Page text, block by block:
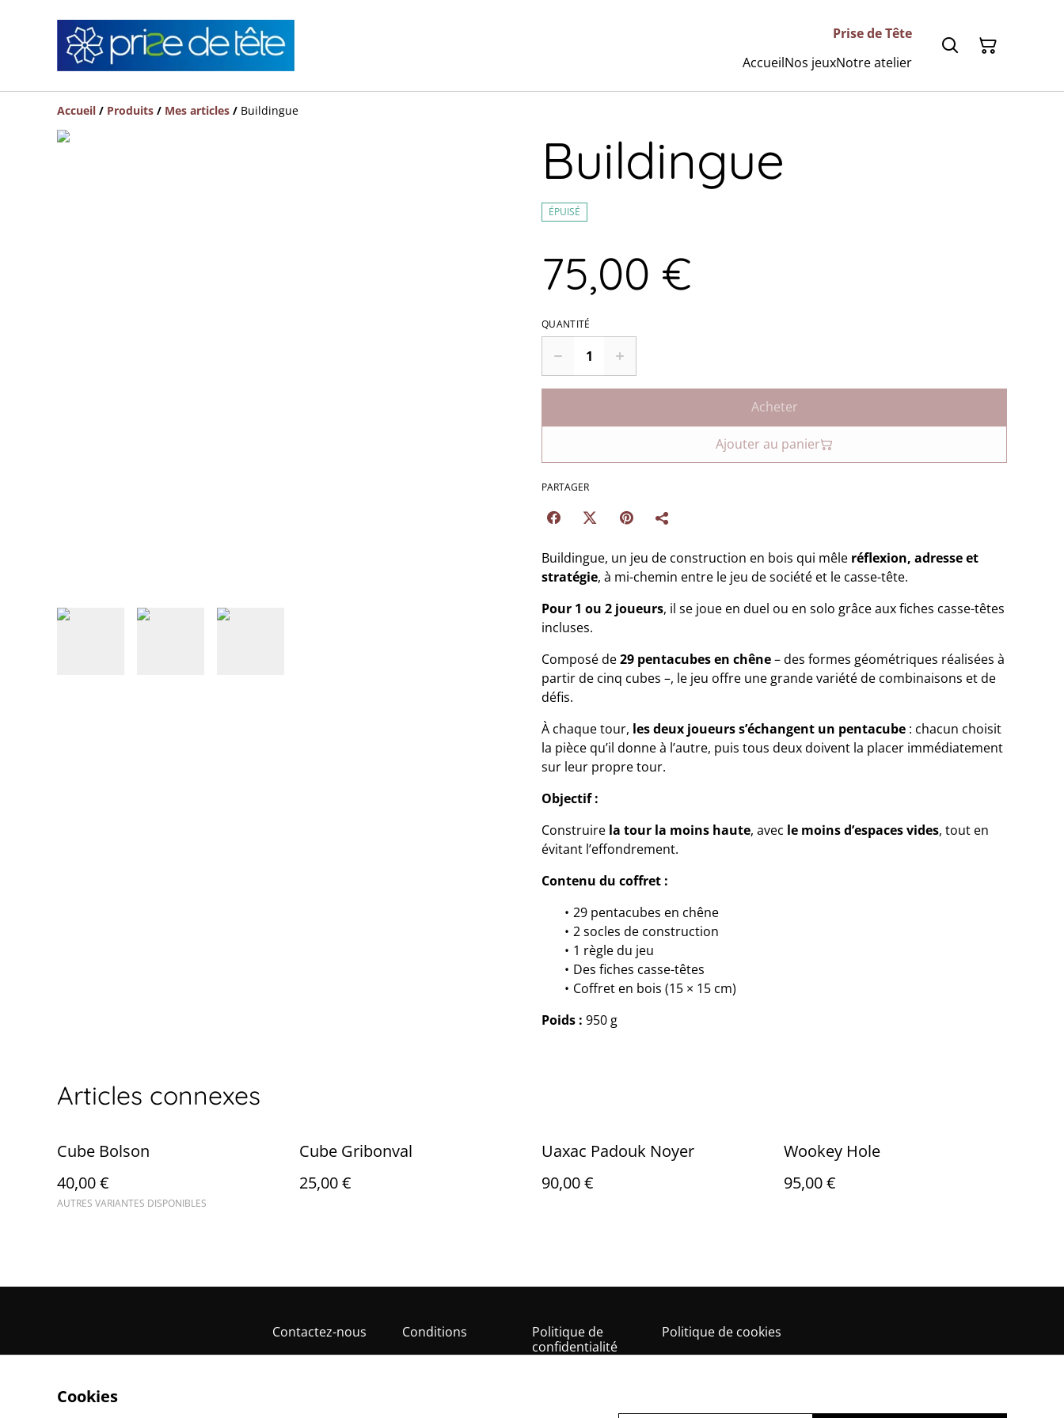
Prise de Tête
AccueilNos jeuxNotre atelier
Accueil / Produits / Mes articles / Buildingue
Buildingue
ÉPUISÉ
75,00 €
QUANTITÉ
Acheter
Ajouter au panier
PARTAGER
Buildingue, un jeu de construction en bois qui mêle réflexion, adresse et
stratégie, à mi-chemin entre le jeu de société et le casse-tête.
Pour 1 ou 2 joueurs, il se joue en duel ou en solo grâce aux fiches casse-têtes
incluses.
Composé de29 pentacubes en chêne– des formes géométriques réalisées à
partir de cinq cubes –, le jeu offre une grande variété de combinaisons et de
défis.
À chaque tour, les deux joueurs s’échangent un pentacube : chacun choisit
la pièce qu’il donne à l’autre, puis tous deux doivent la placer immédiatement
sur leur propre tour.
Objectif :
Construire la tour la moins haute, avec le moins d’espaces vides, tout en
évitant l’effondrement.
Contenu du coffret :
29 pentacubes en chêne
2 socles de construction
1 règle du jeu
Des fiches casse-têtes
Coffret en bois (15 × 15 cm)
Poids : 950 g
Articles connexes
Cube Bolson
40,00 €
AUTRES VARIANTES DISPONIBLES
Cube Gribonval
25,00 €
Uaxac Padouk Noyer
90,00 €
Wookey Hole
95,00 €
Contactez-nous Conditions
Politique de
confidentialité
Politique de cookies
Cookies